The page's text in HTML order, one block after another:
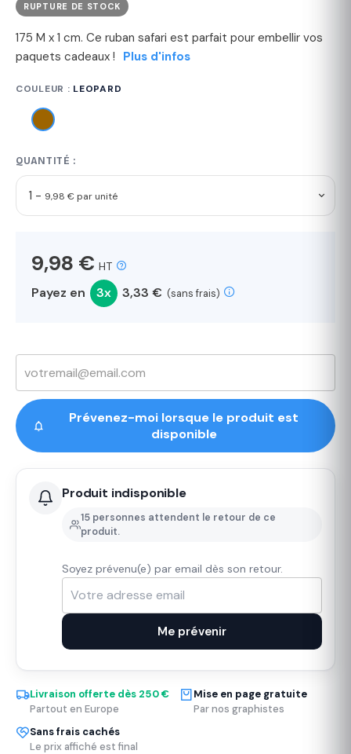
RUPTURE DE STOCK
175 M x 1 cm. Ce ruban safari est parfait pour embellir vos
paquets cadeaux ! Plus d'infos
COULEUR : LEOPARD
QUANTITÉ :
1 - 9,98 € par unité
9,98 € HT
Payez en 3x 3,33 € (sans frais)
Prévenez-moi lorsque le produit est
disponible
Produit indisponible
15 personnes attendent le retour de ce
produit.
Soyez prévenu(e) par email dès son retour.
Me prévenir
Livraison offerte dès 250 €
Partout en Europe
Mise en page gratuite
Par nos graphistes
Sans frais cachés
Le prix affiché est final